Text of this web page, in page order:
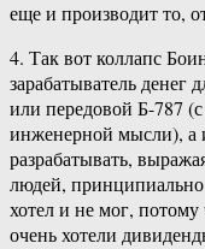
еще и производит то,
4. Так вот коллапс
зарабатыватель денег
или передовой Б-787
инженерной мысли), а
разрабатывать,
людей,
хотел и не мог,
очень хотели